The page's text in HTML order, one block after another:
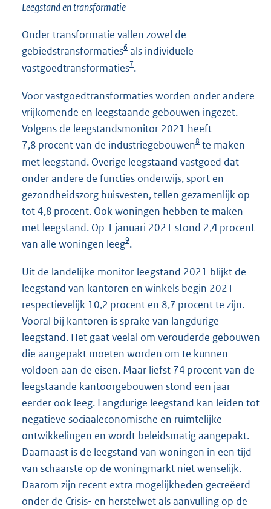
Leegstand en transformatie
Onder transformatie vallen zowel de
gebiedstransformaties6 als individuele
vastgoedtransformaties7.
Voor vastgoedtransformaties worden onder andere
vrijkomende en leegstaande gebouwen ingezet.
Volgens de leegstandsmonitor 2021 heeft
7,8 procent van de industriegebouwen8 te maken
met leegstand. Overige leegstaand vastgoed dat
onder andere de functies onderwijs, sport en
gezondheidszorg huisvesten, tellen gezamenlijk op
tot 4,8 procent. Ook woningen hebben te maken
met leegstand. Op 1 januari 2021 stond 2,4 procent
van alle woningen leeg9.
Uit de landelijke monitor leegstand 2021 blijkt de
leegstand van kantoren en winkels begin 2021
respectievelijk 10,2 procent en 8,7 procent te zijn.
Vooral bij kantoren is sprake van langdurige
leegstand. Het gaat veelal om verouderde gebouwen
die aangepakt moeten worden om te kunnen
voldoen aan de eisen. Maar liefst 74 procent van de
leegstaande kantoorgebouwen stond een jaar
eerder ook leeg. Langdurige leegstand kan leiden tot
negatieve sociaaleconomische en ruimtelijke
ontwikkelingen en wordt beleidsmatig aangepakt.
Daarnaast is de leegstand van woningen in een tijd
van schaarste op de woningmarkt niet wenselijk.
Daarom zijn recent extra mogelijkheden gecreëerd
onder de Crisis- en herstelwet als aanvulling op de